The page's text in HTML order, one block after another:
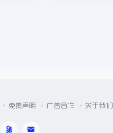
免责声明 广告合作 关于我们